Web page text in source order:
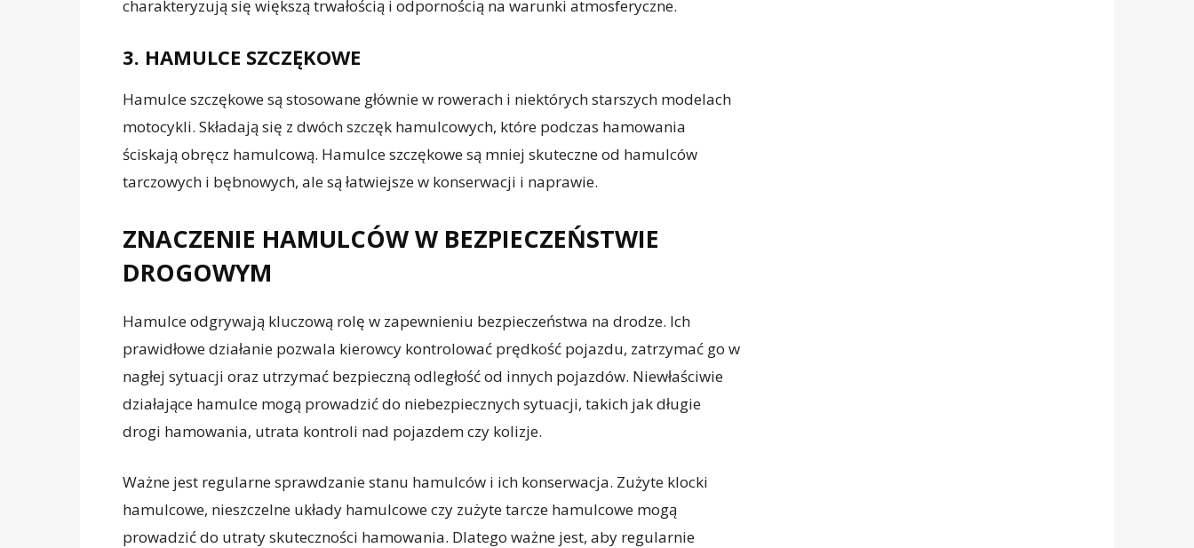
charakteryzują się większą trwałością i odpornością na warunki atmosferyczne.
3. HAMULCE SZCZĘKOWE
Hamulce szczękowe są stosowane głównie w rowerach i niektórych starszych modelach
motocykli. Składają się z dwóch szczęk hamulcowych, które podczas hamowania
ściskają obręcz hamulcową. Hamulce szczękowe są mniej skuteczne od hamulców
tarczowych i bębnowych, ale są łatwiejsze w konserwacji i naprawie.
ZNACZENIE HAMULCÓW W BEZPIECZEŃSTWIE
DROGOWYM
Hamulce odgrywają kluczową rolę w zapewnieniu bezpieczeństwa na drodze. Ich
prawidłowe działanie pozwala kierowcy kontrolować prędkość pojazdu, zatrzymać go w
nagłej sytuacji oraz utrzymać bezpieczną odległość od innych pojazdów. Niewłaściwie
działające hamulce mogą prowadzić do niebezpiecznych sytuacji, takich jak długie
drogi hamowania, utrata kontroli nad pojazdem czy kolizje.
Ważne jest regularne sprawdzanie stanu hamulców i ich konserwacja. Zużyte klocki
hamulcowe, nieszczelne układy hamulcowe czy zużyte tarcze hamulcowe mogą
prowadzić do utraty skuteczności hamowania. Dlatego ważne jest, aby regularnie